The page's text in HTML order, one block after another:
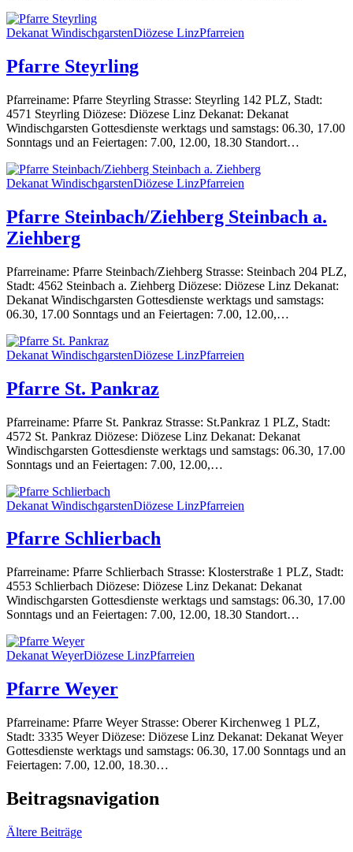
Dekanat WindischgarstenDiözese LinzPfarreien
Pfarre Steyrling
Pfarreiname: Pfarre Steyrling Strasse: Steyrling 142 PLZ, Stadt:
4571 Steyrling Diözese: Diözese Linz Dekanat: Dekanat
Windischgarsten Gottesdienste werktags und samstags: 06.30, 17.00
Sonntags und an Feiertagen: 7.00, 12.00, 18.30 Standort…
Dekanat WindischgarstenDiözese LinzPfarreien
Pfarre Steinbach/Ziehberg Steinbach a.
Ziehberg
Pfarreiname: Pfarre Steinbach/Ziehberg Strasse: Steinbach 204 PLZ,
Stadt: 4562 Steinbach a. Ziehberg Diözese: Diözese Linz Dekanat:
Dekanat Windischgarsten Gottesdienste werktags und samstags:
06.30, 17.00 Sonntags und an Feiertagen: 7.00, 12.00,…
Dekanat WindischgarstenDiözese LinzPfarreien
Pfarre St. Pankraz
Pfarreiname: Pfarre St. Pankraz Strasse: St.Pankraz 1 PLZ, Stadt:
4572 St. Pankraz Diözese: Diözese Linz Dekanat: Dekanat
Windischgarsten Gottesdienste werktags und samstags: 06.30, 17.00
Sonntags und an Feiertagen: 7.00, 12.00,…
Dekanat WindischgarstenDiözese LinzPfarreien
Pfarre Schlierbach
Pfarreiname: Pfarre Schlierbach Strasse: Klosterstraße 1 PLZ, Stadt:
4553 Schlierbach Diözese: Diözese Linz Dekanat: Dekanat
Windischgarsten Gottesdienste werktags und samstags: 06.30, 17.00
Sonntags und an Feiertagen: 7.00, 12.00, 18.30 Standort…
Dekanat WeyerDiözese LinzPfarreien
Pfarre Weyer
Pfarreiname: Pfarre Weyer Strasse: Oberer Kirchenweg 1 PLZ,
Stadt: 3335 Weyer Diözese: Diözese Linz Dekanat: Dekanat Weyer
Gottesdienste werktags und samstags: 06.30, 17.00 Sonntags und an
Feiertagen: 7.00, 12.00, 18.30…
Beitragsnavigation
Ältere Beiträge